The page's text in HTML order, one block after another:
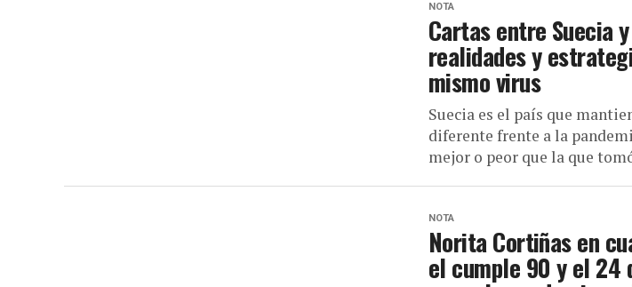
NOTA
Cartas entre Suecia
realidades y
mismo virus
Suecia es el país que
diferente frente a la
mejor o peor que la que
NOTA
Norita Cortiñas en
el cumple 90 y el 24